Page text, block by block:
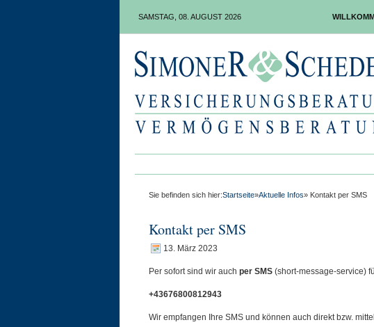
SAMSTAG, 08. AUGUST 2026
Sie befinden sich hier:Startseite»Aktuelle Infos» Kontakt per SMS
Kontakt per SMS
13. März 2023
Per sofort sind wir auch per SMS (short-message-service)
+43676800812943
Wir empfangen Ihre SMS und können auch direkt bzw.